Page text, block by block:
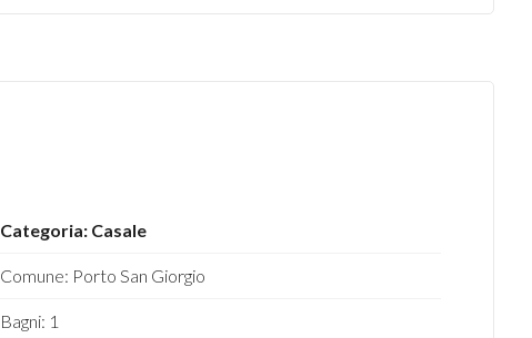
Categoria: Casale
Comune: Porto San Giorgio
Bagni: 1